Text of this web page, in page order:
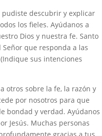
descubrir y explicar
los fieles. Ayúdanos a
Dios y nuestra fe. Santo
que responda a las
sus intenciones
otros sobre la fe, la razón y
por nosotros para que
bondad y verdad. Ayúdanos
Jesús. Muchas personas